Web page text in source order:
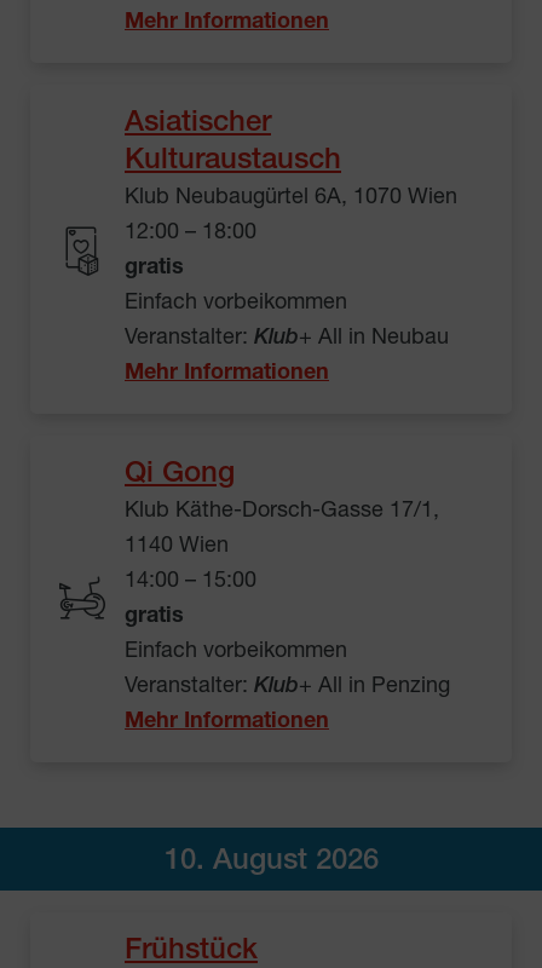
Mehr Informationen
Asiatischer
Kulturaustausch
Klub Neubaugürtel 6A, 1070 Wien
12:00 – 18:00
gratis
Einfach vorbeikommen
Veranstalter: Klub+ All in Neubau
Mehr Informationen
Qi Gong
Klub Käthe-Dorsch-Gasse 17/1,
1140 Wien
14:00 – 15:00
gratis
Einfach vorbeikommen
Veranstalter: Klub+ All in Penzing
Mehr Informationen
10. August 2026
Frühstück